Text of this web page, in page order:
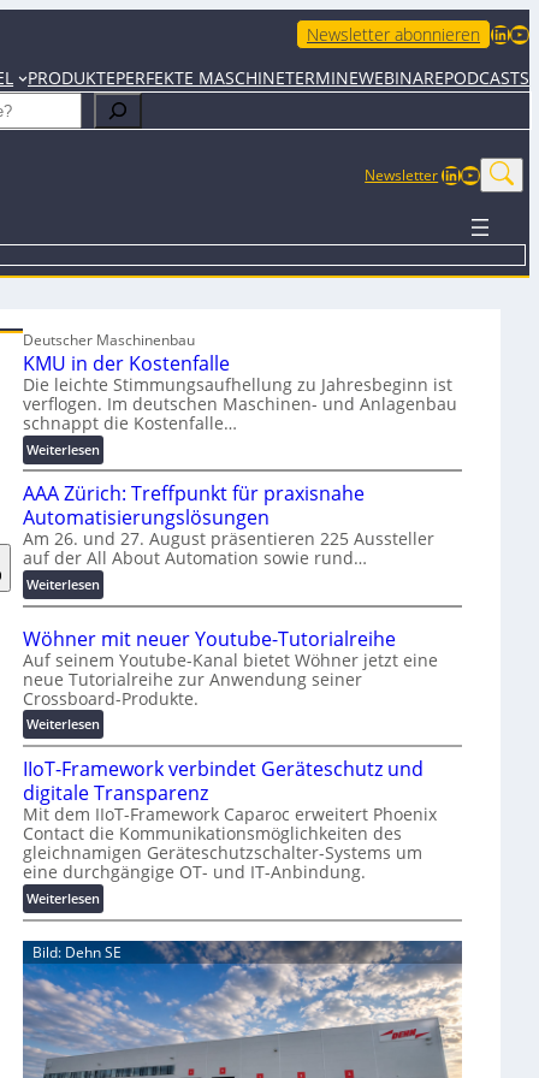
Newsletter abonnieren LinkedIn YouTube
PRODUKTEPERFEKTE MASCHINETERMINEWEBINAREPODCASTS
NewsletterLinkedIn
Deutscher Maschinenbau
KMU in der Kostenfalle
Die leichte Stimmungsaufhellung zu Jahresbeginn ist
verflogen. Im deutschen Maschinen- und Anlagenbau
schnappt die Kostenfalle…
Weiterlesen:
K
M
U
i
n
d
e
K
o
s
t
e
n
f
a
l
e
AAA Zürich: Treffpunkt für praxisnahe
Automatisierungslösungen
Am 26. und 27. August präsentieren 225 Aussteller
auf der All About Automation sowie rund…
Weiterlesen:
A
A
Z
ü
r
i
h
:
T
r
e
f
f
u
n
k
t
f
Wöhner mit neuer Youtube-Tutorialreihe
Auf seinem Youtube-Kanal bietet Wöhner jetzt eine
neue Tutorialreihe zur Anwendung seiner
Crossboard-Produkte.
Weiterlesen:
W
ö
h
n
e
r
m
i
t
n
e
u
e
r
Y
o
IIoT-Framework verbindet Geräteschutz und
digitale Transparenz
Mit dem IIoT-Framework Caparoc erweitert Phoenix
Contact die Kommunikationsmöglichkeiten des
gleichnamigen Geräteschutzschalter-Systems um
eine durchgängige OT- und IT-Anbindung.
Weiterlesen:
I
I
o
T
-
F
r
a
Bild: Dehn SE